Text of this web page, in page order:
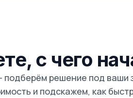
с чего
решение под ваши
и подскажем, как